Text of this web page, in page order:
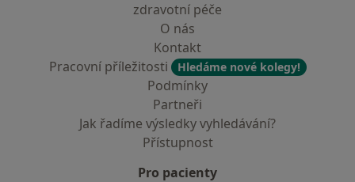
zdravotní péče
O nás
Kontakt
Pracovní příležitosti
Hledáme nové kolegy!
Podmínky
Partneři
Jak řadíme výsledky vyhledávání?
Přístupnost
Pro pacienty